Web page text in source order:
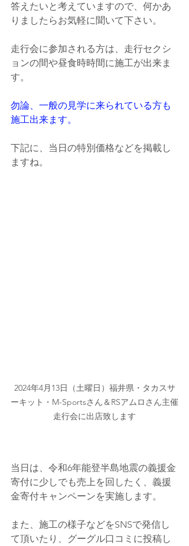
答えたいと考えていますので、何かあ
りましたらお気軽に聞いて下さい。
走行会に参加される方は、走行セクシ
ョンの間や昼食時時間に施工が出来ま
す。
勿論、一般の見学に来られている方も
施工出来ます。
下記に、当日の特別価格などを掲載し
ますね。
2024年4月13日（土曜日）福井県・タカスサ
ーキット・M-Sportsさん＆RSアムロさん主催
走行会に出店致します
当日は、令和6年能登半島地震の義援金
寄付に少しでも売上を回したく、義援
金寄付キャンペーンを実施します。
また、施工の様子などをSNSで発信し
て頂いたり、グーグル口コミに投稿し